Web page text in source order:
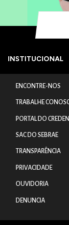
INSTITUCIONAL
ENCONTRE-NOS
TRABALHE
PORTAL DO
SAC DO SEBRAE
TRANSPARÊNCIA
PRIVACIDADE
OUVIDORIA
DENUNCIA